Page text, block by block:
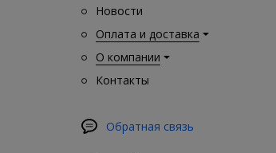
Новости
Оплата и доставка
О компании
Контакты
Обратная связь